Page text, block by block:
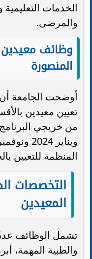
الخدمات
والمرضى.
وظائف
المنصورة
أوضحت الجامعة
تعيين معيدين
المنظمة للتعيين
التخصصات
المعيدين
تشمل الوظائف
والطبية المهمة،